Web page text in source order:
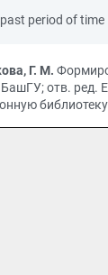
period of time
Г. М.
отв. ред.